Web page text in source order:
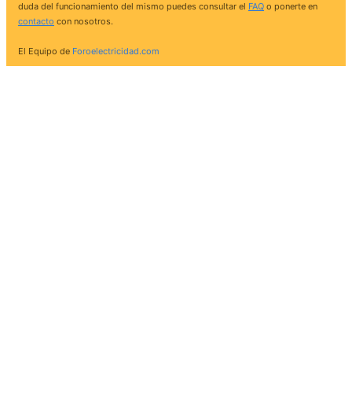
duda del funcionamiento del mismo puedes consultar el FAQ o ponerte en
contacto con nosotros.
El Equipo de Foroelectricidad.com